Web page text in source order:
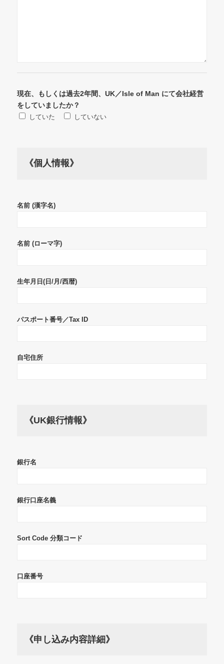
現在、もしくは過去2年間、UK／Isle of Man にて会社経営
をしていましたか？
していた していない
《個人情報》
名前 (漢字名)
名前 (ローマ字)
生年月日(日/月/西暦)
パスポート番号／Tax ID
自宅住所
《UK銀行情報》
銀行名
銀行口座名義
Sort Code 分類コード
口座番号
《申し込み内容詳細》